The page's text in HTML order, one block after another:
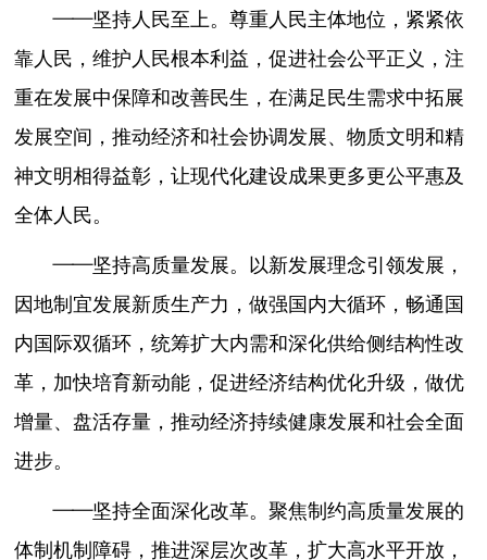
——坚持人民至上。尊重人民主体地位，紧紧依
靠人民，维护人民根本利益，促进社会公平正义，注
重在发展中保障和改善民生，在满足民生需求中拓展
发展空间，推动经济和社会协调发展、物质文明和精
神文明相得益彰，让现代化建设成果更多更公平惠及
全体人民。
——坚持高质量发展。以新发展理念引领发展，
因地制宜发展新质生产力，做强国内大循环，畅通国
内国际双循环，统筹扩大内需和深化供给侧结构性改
革，加快培育新动能，促进经济结构优化升级，做优
增量、盘活存量，推动经济持续健康发展和社会全面
进步。
——坚持全面深化改革。聚焦制约高质量发展的
体制机制障碍，推进深层次改革，扩大高水平开放，